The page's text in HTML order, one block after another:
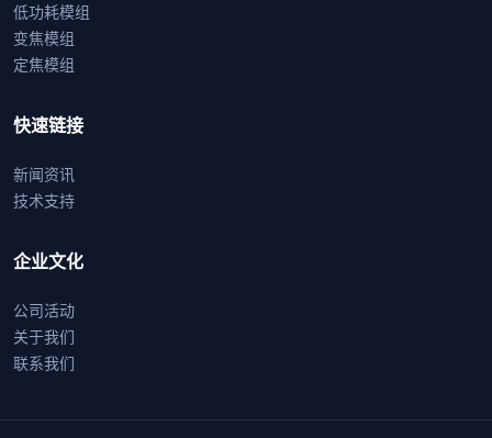
低功耗模组
变焦模组
定焦模组
快速链接
新闻资讯
技术支持
企业文化
公司活动
关于我们
联系我们